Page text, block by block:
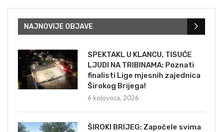
NAJNOVIJE OBJAVE
SPEKTAKL U KLANCU, TISUĆE
LJUDI NA TRIBINAMA: Poznati
finalisti Lige mjesnih zajednica
Širokog Brijega!
6 kolovoza, 2026
ŠIROKI BRIJEG: Započele svima